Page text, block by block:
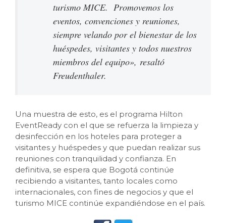
turismo MICE. Promovemos los
eventos, convenciones y reuniones,
siempre velando por el bienestar de los
huéspedes, visitantes y todos nuestros
miembros del equipo», resaltó
Freudenthaler.
Una muestra de esto, es el programa Hilton
EventReady con el que se refuerza la limpieza y
desinfección en los hoteles para proteger a
visitantes y huéspedes y que puedan realizar sus
reuniones con tranquilidad y confianza. En
definitiva, se espera que Bogotá continúe
recibiendo a visitantes, tanto locales como
internacionales, con fines de negocios y que el
turismo MICE continúe expandiéndose en el país.